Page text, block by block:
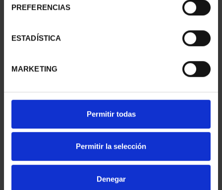
PREFERENCIAS
ESTADÍSTICA
MARKETING
Permitir todas
Permitir la selección
Denegar
CIUDADES PATRIMONIO
- ÁVILA
CIUDADES PATRIMONIO
II - CUENCA